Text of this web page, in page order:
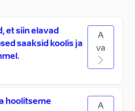
et siin elavad
saaksid koolis ja
A
va
hoolitseme
A